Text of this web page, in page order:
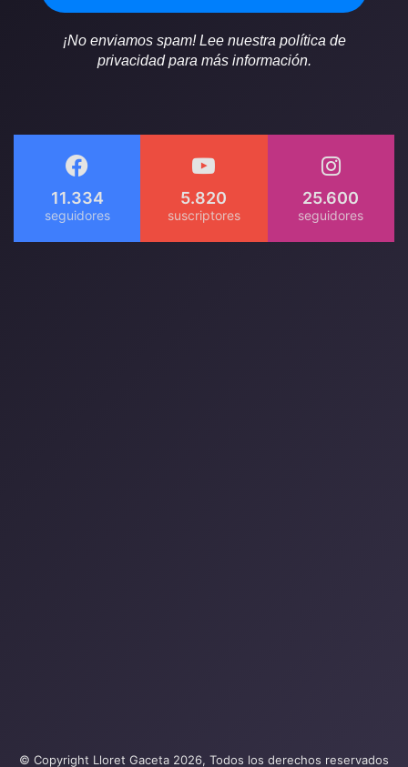
¡No enviamos spam! Lee nuestra política de
privacidad para más información.
11.334 5.820 25.600
© Copyright Lloret Gaceta 2026, Todos los derechos reservados